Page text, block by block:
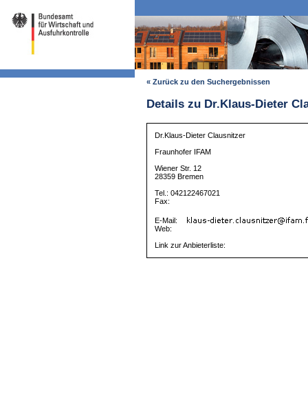
« Zurück zu den Suchergebnissen
Details zu Dr.Klaus-Dieter
Dr.Klaus-Dieter Clausnitzer
Fraunhofer IFAM
Wiener Str. 12
28359 Bremen
Tel.: 042122467021
Fax:
E-Mail:
Web:
Link zur Anbieterliste: